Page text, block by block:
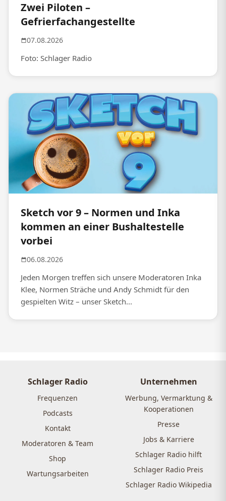
Zwei Piloten –
Gefrierfachangestellte
07.08.2026
Foto: Schlager Radio
Sketch vor 9 – Normen und Inka
kommen an einer Bushaltestelle
vorbei
06.08.2026
Jeden Morgen treffen sich unsere Moderatoren Inka
Klee, Normen Sträche und Andy Schmidt für den
gespielten Witz – unser Sketch...
Schlager Radio
Frequenzen
Podcasts
Kontakt
Moderatoren & Team
Shop
Wartungsarbeiten
Unternehmen
Werbung, Vermarktung &
Kooperationen
Presse
Jobs & Karriere
Schlager Radio hilft
Schlager Radio Preis
Schlager Radio Wikipedia